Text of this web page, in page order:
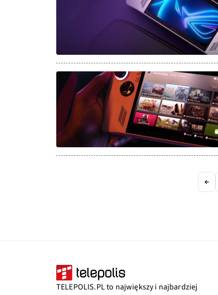
←
TELEPOLIS.PL to największy i najbardziej